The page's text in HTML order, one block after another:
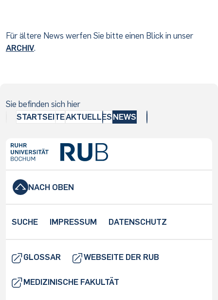
Für ältere News werfen Sie bitte einen Blick in unser
ARCHIV.
Sie befinden sich hier
STARTSEITEAKTUELLES NEWS
NACH OBEN
SUCHE IMPRESSUM DATENSCHUTZ
GLOSSAR WEBSEITE DER RUB
MEDIZINISCHE FAKULTÄT